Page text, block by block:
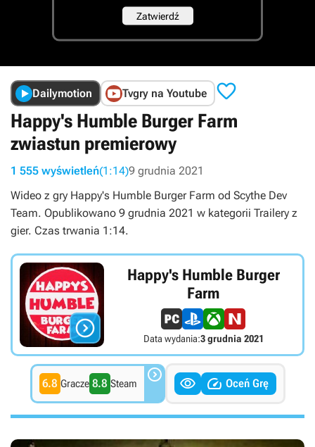
Dailymotion Tvgry na Youtube 
Happy's Humble Burger Farm
zwiastun premierowy
1 555 wyświetleń(1:14)9 grudnia 2021
Wideo z gry Happy's Humble Burger Farm od Scythe Dev
Team. Opublikowano 9 grudnia 2021 w kategorii Trailery z
gier. Czas trwania 1:14.

Happy's Humble Burger
Farm
Data wydania:3 grudnia 2021
6.8 Gracze 8.8 Steam    Oceń Grę